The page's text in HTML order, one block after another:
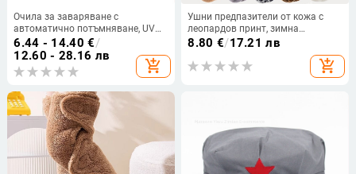
Очила за заваряване с
автоматично потъмняване, UV
защита и антиотразяване за
заваряване с аргонова дъга
6.44 - 14.40 €/
12.60 - 28.16 лв
add_shopping_cart
Ушни предпазители от кожа с
леопардов принт, зимна
термална защита, унисекс, за
8.80 €/17.21 лв
add_shopping_cart